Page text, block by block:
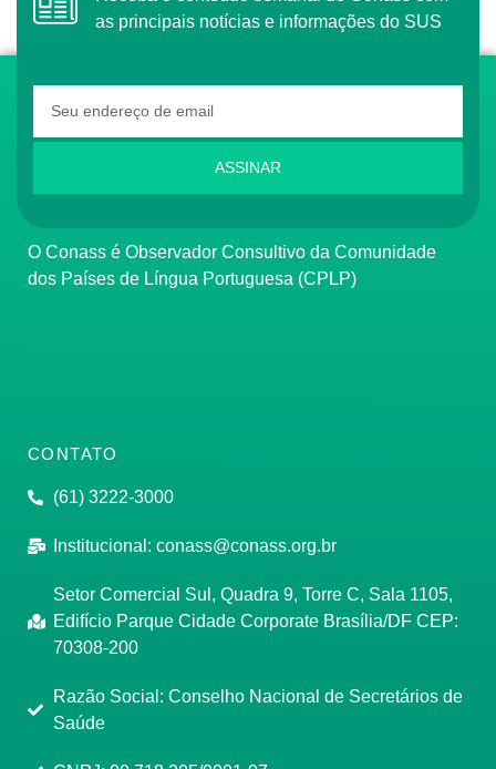
as principais notícias e informações do SUS
ASSINAR
O Conass é Observador Consultivo da Comunidade
dos Países de Língua Portuguesa (CPLP)
CONTATO
(61) 3222-3000
Institucional: conass@conass.org.br
Setor Comercial Sul, Quadra 9, Torre C, Sala 1105,
Edifício Parque Cidade Corporate Brasília/DF CEP:
70308-200
Razão Social: Conselho Nacional de Secretários de
Saúde